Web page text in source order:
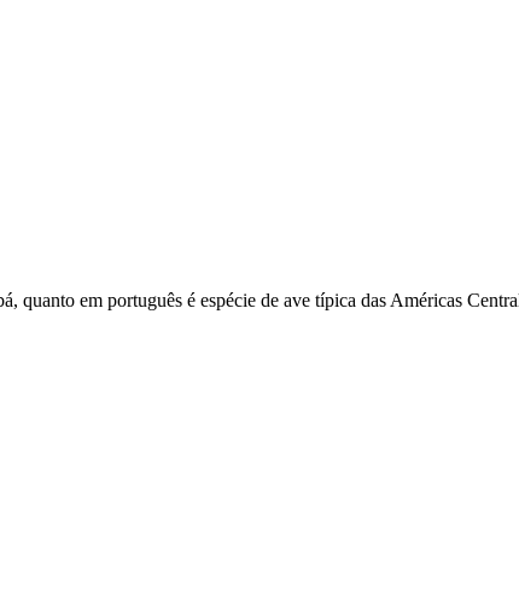
em português é espécie de ave típica das Américas